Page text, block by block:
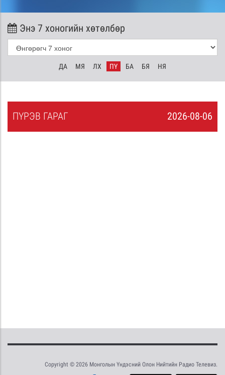
Энэ 7 хоногийн хөтөлбөр
ДА МЯ ЛХ ПҮ БА БЯ НЯ
2026-08-06
ПҮРЭВ ГАРАГ
Copyright © 2026 Монголын Үндэсний Олон Нийтийн Радио Телевиз.